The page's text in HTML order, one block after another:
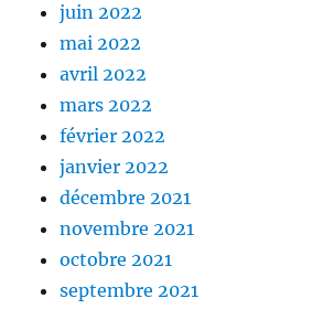
juin 2022
mai 2022
avril 2022
mars 2022
février 2022
janvier 2022
décembre 2021
novembre 2021
octobre 2021
septembre 2021